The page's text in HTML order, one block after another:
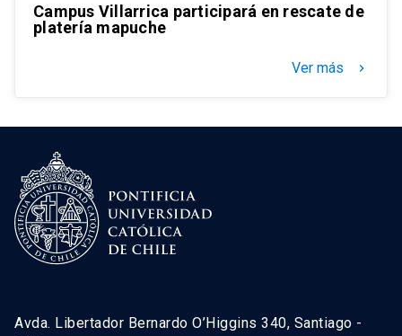
Campus Villarrica participará en rescate de
platería mapuche
Ver más keyboard_arrow_right
Avda. Libertador Bernardo O’Higgins 340, Santiago -